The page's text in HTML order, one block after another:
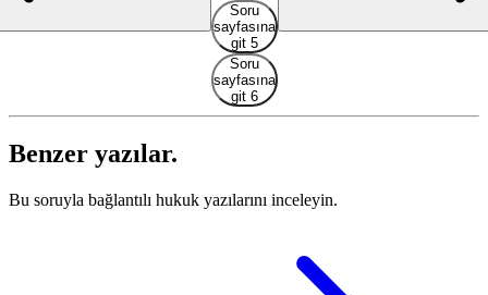
Soru
sayfasına
git 5
Soru
sayfasına
git 6
Benzer yazılar.
Bu soruyla bağlantılı hukuk yazılarını inceleyin.